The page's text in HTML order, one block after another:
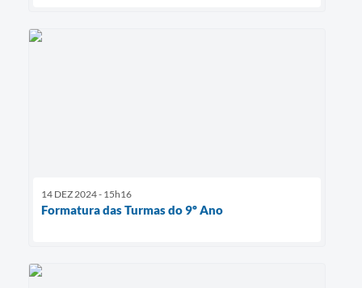
14 DEZ 2024 - 15h16
Formatura das Turmas do 9º Ano